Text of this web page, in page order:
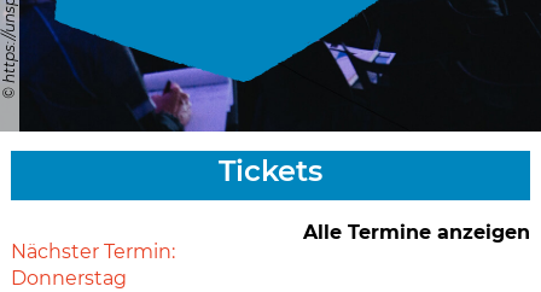
Nächster Termin:
Donnerstag
Alle Termine anzeigen
Tickets